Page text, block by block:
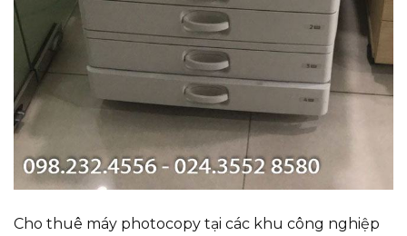
Cho thuê máy photocopy tại các khu công nghiệp